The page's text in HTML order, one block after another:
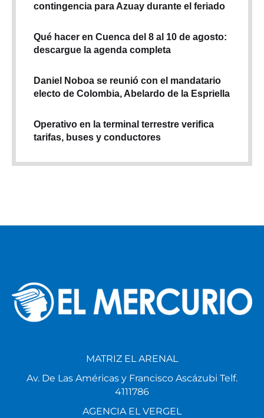
contingencia para Azuay durante el feriado
Qué hacer en Cuenca del 8 al 10 de agosto:
descargue la agenda completa
Daniel Noboa se reunió con el mandatario
electo de Colombia, Abelardo de la Espriella
Operativo en la terminal terrestre verifica
tarifas, buses y conductores
MATRIZ EL ARENAL
Av. De Las Américas y Francisco Ascázubi Telf.
4111786
AGENCIA EL VERGEL